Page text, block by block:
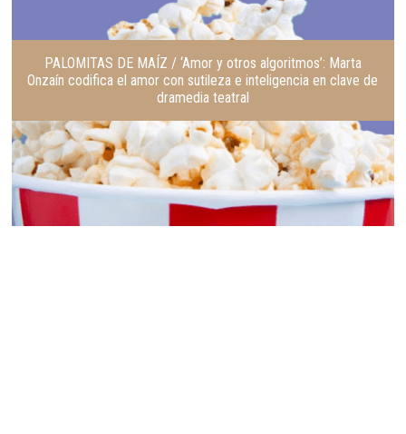
PALOMITAS DE MAÍZ / ‘Amor y otros algoritmos’: Marta
Onzaín codifica el amor con sutileza e inteligencia en clave de
dramedia teatral